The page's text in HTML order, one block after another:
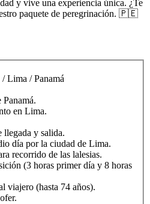
y vive una experiencia única. ¿Te
paquete de peregrinación. 🇵🇪
Lima / Panamá
Panamá.
en Lima.
llegada y salida.
día por la ciudad de Lima.
recorrido de las lalesias.
(3 horas primer día y 8 horas
viajero (hasta 74 años).